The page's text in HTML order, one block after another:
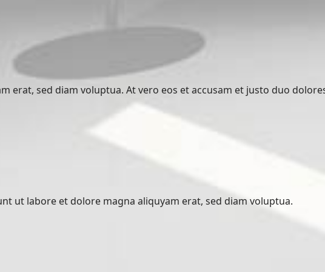
erat, sed diam voluptua. At vero eos et accusam et justo duo
ut labore et dolore magna aliquyam erat, sed diam voluptua.